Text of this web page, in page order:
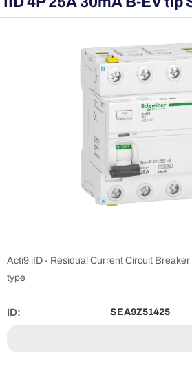
Acti9 iID - Residual Current Circuit Breaker
type
ID: SEA9Z51425